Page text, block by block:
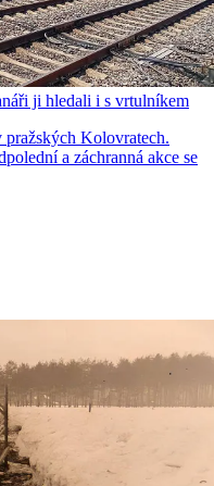
ji hledali i s vrtulníkem
pražských Kolovratech.
a záchranná akce se